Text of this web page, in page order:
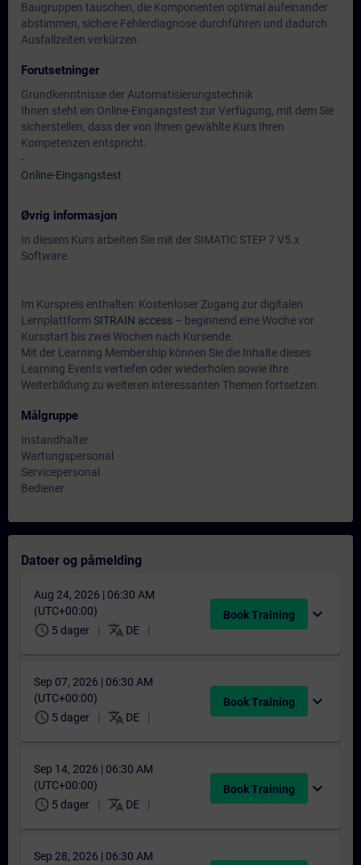
Baugruppen tauschen, die Komponenten optimal aufeinander
abstimmen, sichere Fehlerdiagnose durchführen und dadurch
Ausfallzeiten verkürzen.
Forutsetninger
Grundkenntnisse der Automatisierungstechnik
Ihnen steht ein Online-Eingangstest zur Verfügung, mit dem Sie
sicherstellen, dass der von Ihnen gewählte Kurs Ihren
Kompetenzen entspricht.
-
Online-Eingangstest
Øvrig informasjon
In diesem Kurs arbeiten Sie mit der SIMATIC STEP 7 V5.x
Software.
Im Kurspreis enthalten: Kostenloser Zugang zur digitalen
Lernplattform SITRAIN access – beginnend eine Woche vor
Kursstart bis zwei Wochen nach Kursende.
Mit der Learning Membership können Sie die Inhalte dieses
Learning Events vertiefen oder wiederholen sowie Ihre
Weiterbildung zu weiteren interessanten Themen fortsetzen.
Målgruppe
Instandhalter
Wartungspersonal
Servicepersonal
Bediener
Datoer og påmelding
Aug 24, 2026 | 06:30 AM
(UTC+00:00)
schedule 5 dager translate DE
Book Training expand_more
Sep 07, 2026 | 06:30 AM
(UTC+00:00)
schedule 5 dager translate DE
Book Training expand_more
Sep 14, 2026 | 06:30 AM
(UTC+00:00)
schedule 5 dager translate DE
Book Training expand_more
Sep 28, 2026 | 06:30 AM